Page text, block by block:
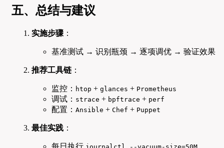
五、总结与建议
实施步骤 ：
基准测试 → 识别瓶颈 → 逐项调优 → 验证效果
推荐工具链 ：
监控： htop + glances + Prometheus
调试： strace + bpftrace + perf
配置： Ansible + Chef + Puppet
最佳实践 ：
每日执行